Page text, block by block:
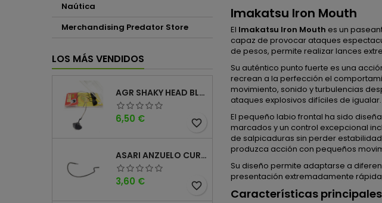
Naútica
Merchandising Predator Store
LOS MÁS VENDIDOS
AGR SHAKY HEAD BLACK 4PK
Precio
6,50 € favorite_border
ASARI ANZUELO CURVO CAROLINA WORM
Precio
3,60 € favorite_border
Imakatsu Iron Mouth
El Imakatsu Iron Mouth es un
capaz de provocar ataques
de pesos, permite realizar lances
Su auténtico punto fuerte es una
recrean a la perfección el
movimiento, sonido y turbulencias
ataques explosivos difíciles de igualar.
El pequeño labio frontal ha sido
marcados y un control excepcional
de salpicaduras sin perder
produzca acción con pequeños
Su diseño permite adaptarse a
presentación extremadamente
Características principales